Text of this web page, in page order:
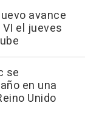
avance
el jueves
se
en una
Unido